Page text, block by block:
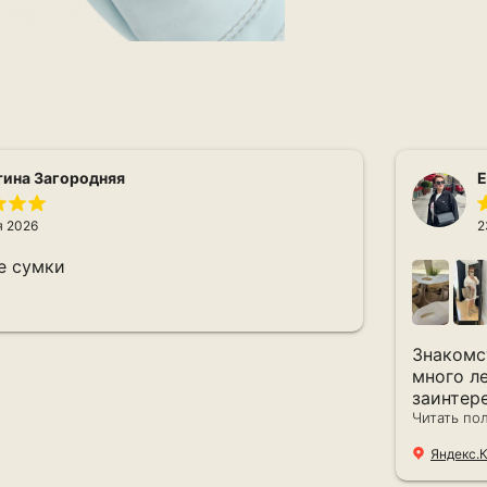
Загородняя
2026
сумки
много
сделала
меня
всю
Читать